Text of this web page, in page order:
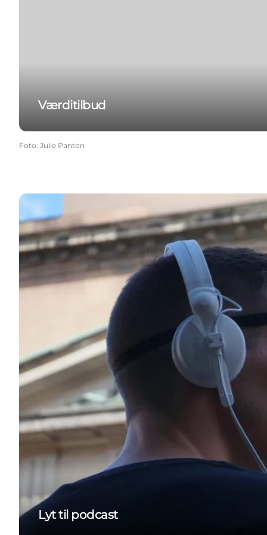
Værditilbud
Foto: Julie Panton
Lyt til podcast
Lyt til podcast